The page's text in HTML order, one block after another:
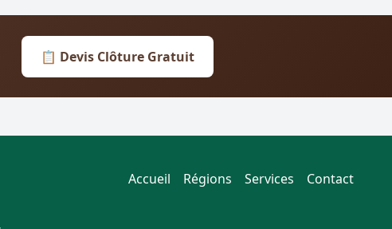
📋 Devis Clôture Gratuit
Accueil Régions Services Contact